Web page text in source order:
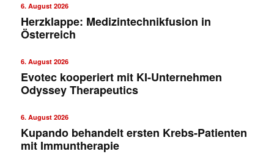
6. August 2026
Herzklappe: Medizintechnikfusion in
Österreich
6. August 2026
Evotec kooperiert mit KI-Unternehmen
Odyssey Therapeutics
6. August 2026
Kupando behandelt ersten Krebs-Patienten
mit Immuntherapie